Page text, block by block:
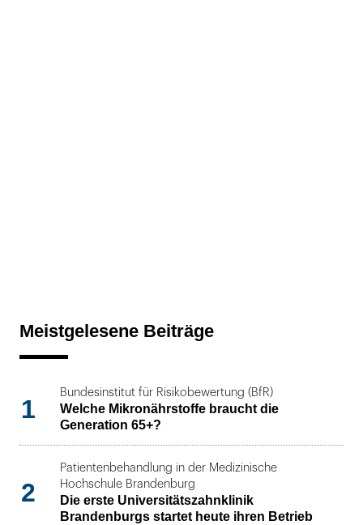
Meistgelesene Beiträge
1
Bundesinstitut für Risikobewertung (BfR)
Welche Mikronährstoffe braucht die
Generation 65+?
2
Patientenbehandlung in der Medizinische
Hochschule Brandenburg
Die erste Universitätszahnklinik
Brandenburgs startet heute ihren Betrieb